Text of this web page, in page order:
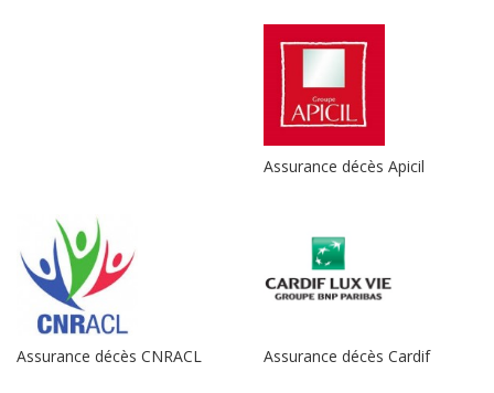
Assurance décès Apicil
Assurance décès CNRACL Assurance décès Cardif